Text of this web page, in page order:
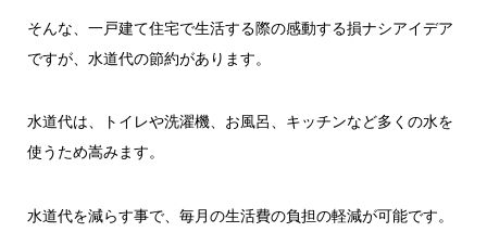
そんな、一戸建て住宅で生活する際の感動する損ナシアイデア
ですが、水道代の節約があります。
水道代は、トイレや洗濯機、お風呂、キッチンなど多くの水を
使うため嵩みます。
水道代を減らす事で、毎月の生活費の負担の軽減が可能です。